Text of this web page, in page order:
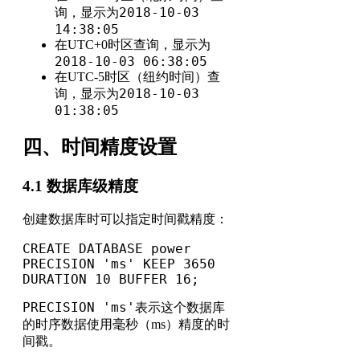
询，显示为2018-10-03
14:38:05
在UTC+0时区查询，显示为
2018-10-03 06:38:05
在UTC-5时区（纽约时间）查
询，显示为2018-10-03
01:38:05
四、时间精度设置
4.1 数据库级精度
创建数据库时可以指定时间戳精度：
CREATE DATABASE power
PRECISION 'ms' KEEP 3650
DURATION 10 BUFFER 16;
PRECISION 'ms' 表示这个数据库
的时序数据使用毫秒（ms）精度的时
间戳。